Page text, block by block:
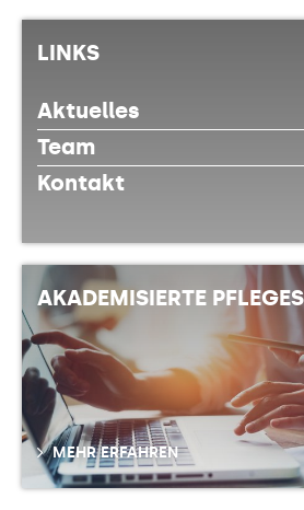
LINKS
Aktuelles
Team
Kontakt
AKADEMISIERTE
MEHR ERFAHREN